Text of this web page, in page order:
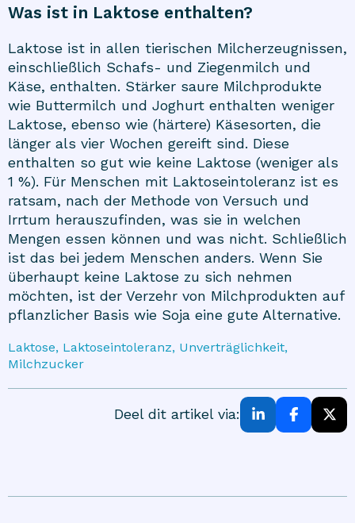
Was ist in Laktose enthalten?
Laktose ist in allen tierischen Milcherzeugnissen,
einschließlich Schafs- und Ziegenmilch und
Käse, enthalten. Stärker saure Milchprodukte
wie Buttermilch und Joghurt enthalten weniger
Laktose, ebenso wie (härtere) Käsesorten, die
länger als vier Wochen gereift sind. Diese
enthalten so gut wie keine Laktose (weniger als
1 %). Für Menschen mit Laktoseintoleranz ist es
ratsam, nach der Methode von Versuch und
Irrtum herauszufinden, was sie in welchen
Mengen essen können und was nicht. Schließlich
ist das bei jedem Menschen anders. Wenn Sie
überhaupt keine Laktose zu sich nehmen
möchten, ist der Verzehr von Milchprodukten auf
pflanzlicher Basis wie Soja eine gute Alternative.
Laktose, Laktoseintoleranz, Unverträglichkeit,
Milchzucker
Deel dit artikel via: